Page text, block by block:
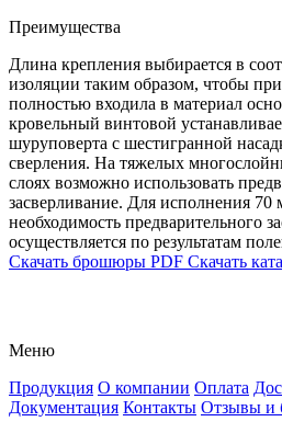
Преимущества
Длина крепления выбирается в
изоляции таким образом, чтобы
полностью входила в материал
кровельный винтовой
шуруповерта с шестигранной
сверления. На тяжелых
слоях возможно использовать
засверливание. Для исполнения
необходимость предварительного
осуществляется по результатам
Скачать брошюры PDF Скачать
Меню
Продукция О компании Оплата
Документация Контакты Отзывы и